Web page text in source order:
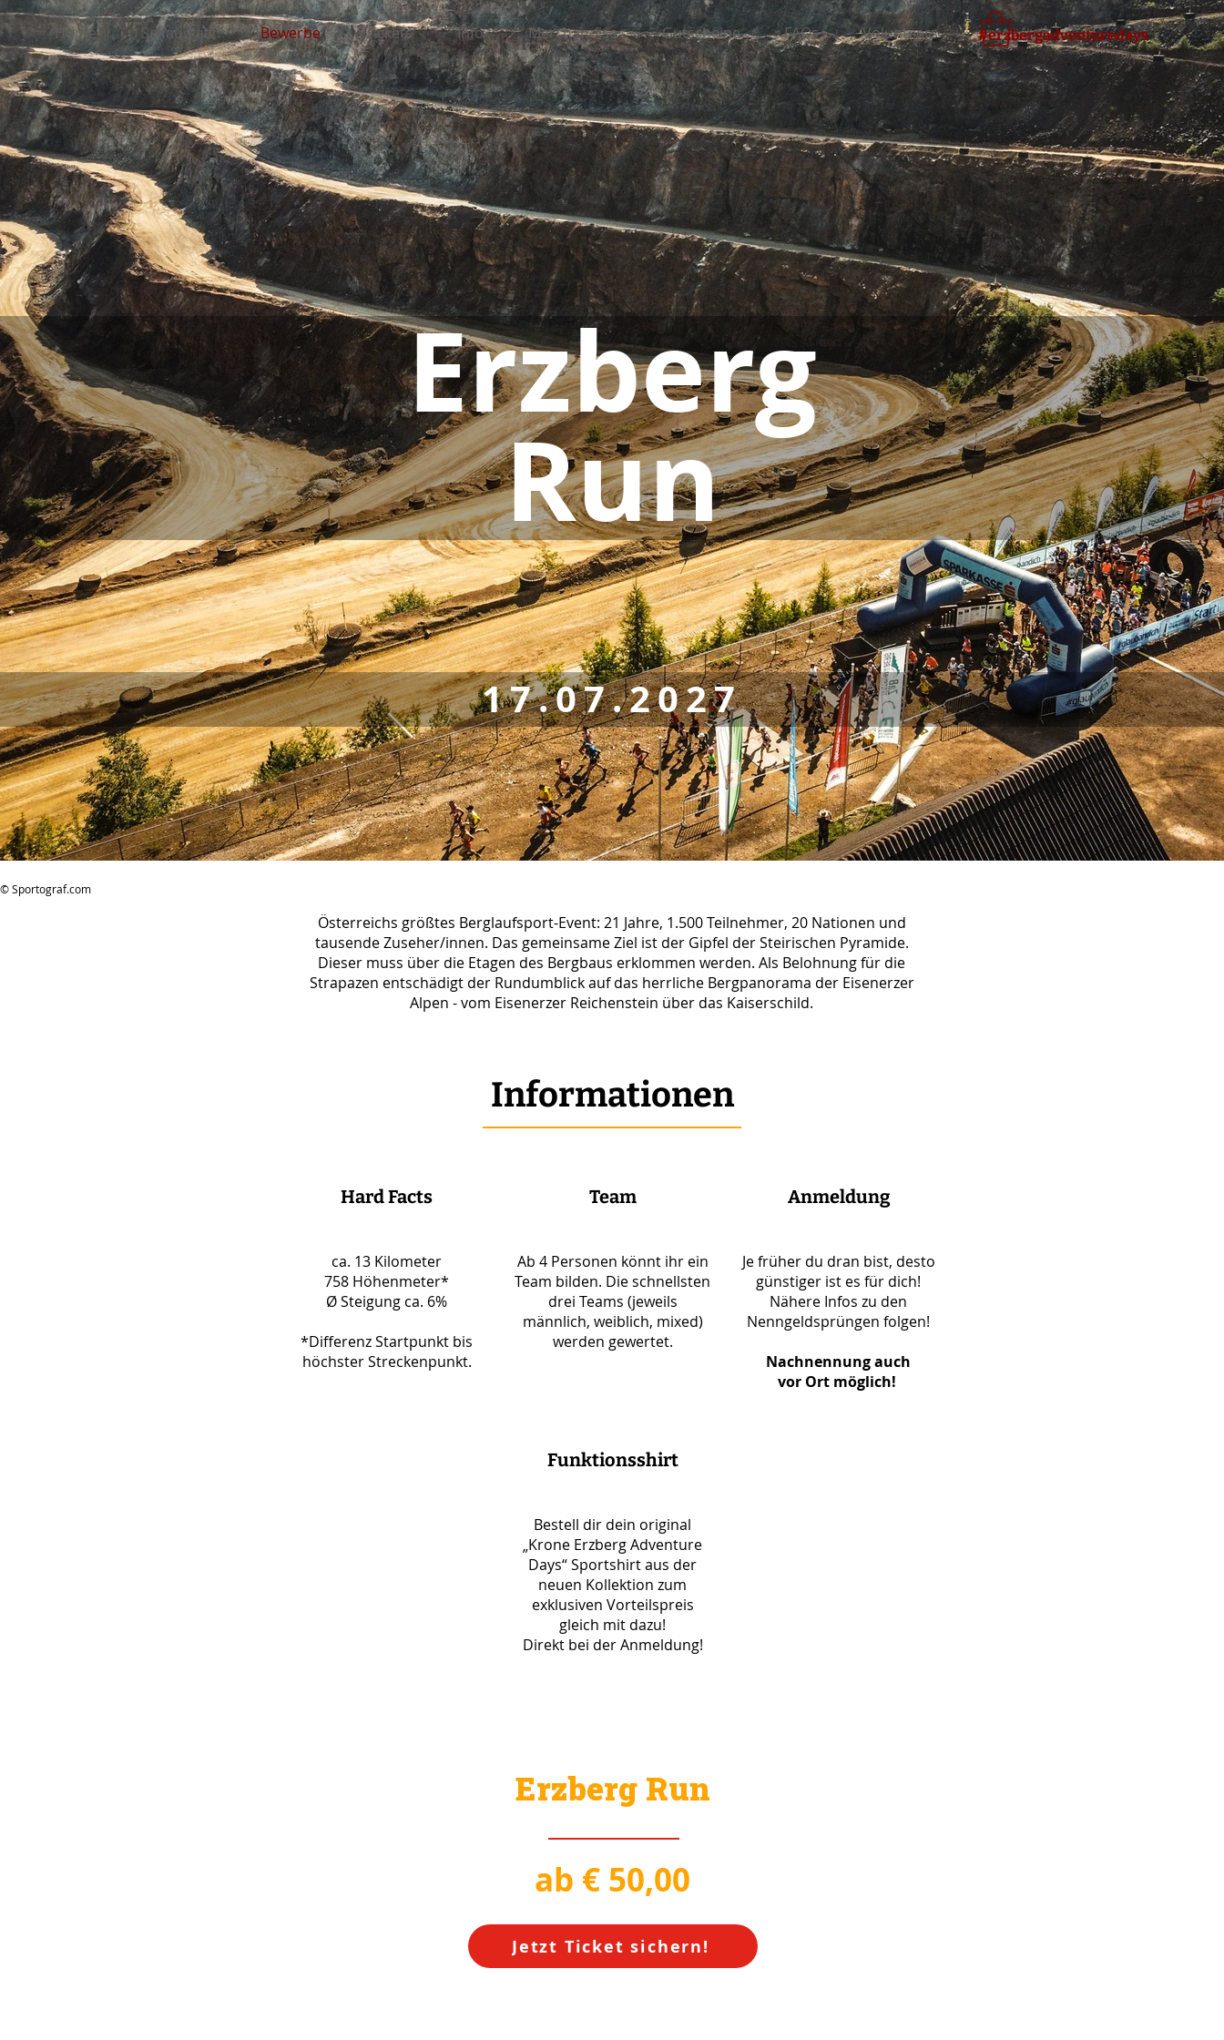
Home Schauplatz Bewerbe Tickets Info Merchandise Gutscheine FAQs Volunteers #erzbergadventuredays
© Sportograf.com
Erzberg
Run
17.07.2027
Österreichs größtes Berglaufsport-Event: 21 Jahre, 1.500 Teilnehmer, 20 Nationen und
tausende Zuseher/innen. Das gemeinsame Ziel ist der Gipfel der Steirischen Pyramide.
Dieser muss über die Etagen des Bergbaus erklommen werden. Als Belohnung für die
Strapazen entschädigt der Rundumblick auf das herrliche Bergpanorama der Eisenerzer
Alpen - vom Eisenerzer Reichenstein über das Kaiserschild.
Informationen
Hard Facts
ca. 13 Kilometer
758 Höhenmeter*
Ø Steigung ca. 6%
*Differenz Startpunkt bis
höchster Streckenpunkt.
Team
Ab 4 Personen könnt ihr ein
Team bilden. Die schnellsten
drei Teams (jeweils
männlich, weiblich, mixed)
werden gewertet.
Anmeldung
Je früher du dran bist, desto
günstiger ist es für dich!
Nähere Infos zu den
Nenngeldsprüngen folgen!
Nachnennung auch
vor Ort möglich!
Funktionsshirt
Bestell dir dein original
„Krone Erzberg Adventure
Days“ Sportshirt aus der
neuen Kollektion zum
exklusiven Vorteilspreis
gleich mit dazu!
Direkt bei der Anmeldung!
Erzberg Run
ab € 50,00
Jetzt Ticket sichern!